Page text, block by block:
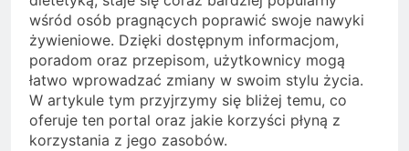
wśród osób pragnących poprawić swoje nawyki
żywieniowe. Dzięki dostępnym informacjom,
poradom oraz przepisom, użytkownicy mogą
łatwo wprowadzać zmiany w swoim stylu życia.
W artykule tym przyjrzymy się bliżej temu, co
oferuje ten portal oraz jakie korzyści płyną z
korzystania z jego zasobów.